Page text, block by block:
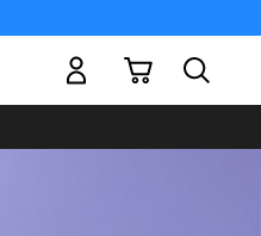
Mi carrito